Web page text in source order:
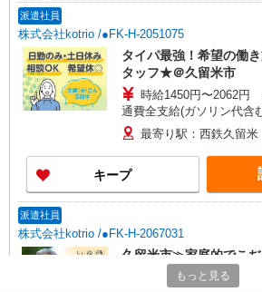
派遣社員
株式会社kotrio /●FK-H-2051075
タイパ最強！希望の働
タッフ★＠久留米市
時給1450円〜2062円
通費全支給(ガソリン代含
最寄り駅：西鉄久留米
キープ
派遣社員
株式会社kotrio /●FK-H-2067031
久留米市≫家庭的でこ
事サポートなど
もっと見る